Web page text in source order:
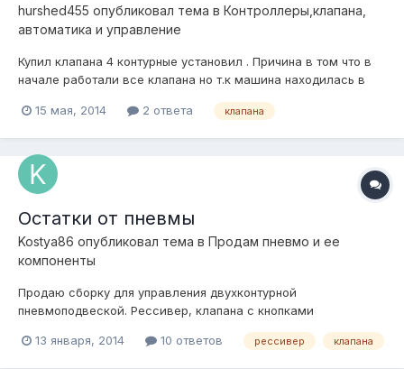
hurshed455 опубликовал тема в Контроллеры,клапана,
автоматика и управление
Купил клапана 4 контурные установил . Причина в том что в
начале работали все клапана но т.к машина находилась в
работает один контур т.е накачиваю ,а воздух не держит
менять клапан но не помо...
15 мая, 2014 2 ответа клапана
Остатки от пневмы
Kostya86 опубликовал тема в Продам пневмо и ее
компоненты
Продаю сборку для управления двухконтурной
пневмоподвеской. Рессивер, клапана с кнопками
включения компрессора(8атм-вкл, 10атм-выкл). За все хочу
13 января, 2014 10 ответов рессивер клапана